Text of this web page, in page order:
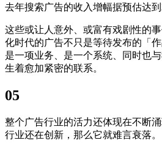
去年搜索广告的收入增幅据预估达到
这些或让人意外、或富有戏剧性的
化时代的广告不只是等待发布的「
是一项业务、是一个系统、同时也
生着愈加紧密的联系。
05
整个广告行业的活力还体现在不断
行业还在创新，那么它就难言衰落。